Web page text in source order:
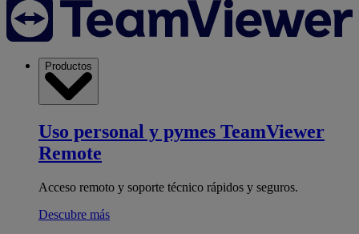
Productos
Uso personal y pymes TeamViewer
Remote
Acceso remoto y soporte técnico rápidos y seguros.
Descubre más